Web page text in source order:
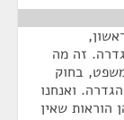
זה מה
בחוק
ואנחנו
הוראות שאין